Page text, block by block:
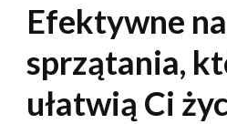
Efektywne
sprzątania,
ułatwią Ci